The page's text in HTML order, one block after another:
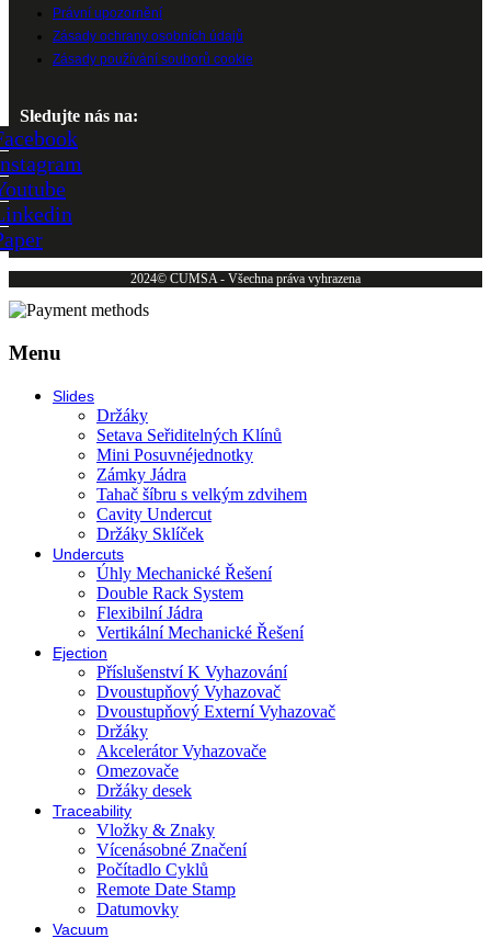
Právní upozornění
Zásady ochrany osobních údajů
Zásady používání souborů cookie
Sledujte nás na:
2024© CUMSA - Všechna práva vyhrazena
Menu
Slides
Držáky
Setava Seřiditelných Klínů
Mini Posuvnéjednotky
Zámky Jádra
Tahač šíbru s velkým zdvihem
Cavity Undercut
Držáky Sklíček
Undercuts
Úhly Mechanické Řešení
Double Rack System
Flexibilní Jádra
Vertikální Mechanické Řešení
Ejection
Příslušenství K Vyhazování
Dvoustupňový Vyhazovač
Dvoustupňový Externí Vyhazovač
Držáky
Akcelerátor Vyhazovače
Omezovače
Držáky desek
Traceability
Vložky & Znaky
Vícenásobné Značení
Počítadlo Cyklů
Remote Date Stamp
Datumovky
Vacuum